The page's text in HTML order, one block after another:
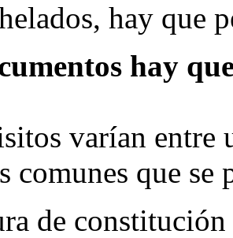
hay que
hay
varían
comunes que se
de